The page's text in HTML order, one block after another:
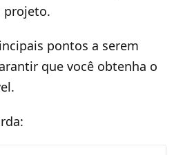
projeto.
pontos a serem
que você obtenha o